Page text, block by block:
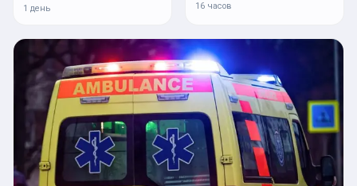
1 день 16 часов